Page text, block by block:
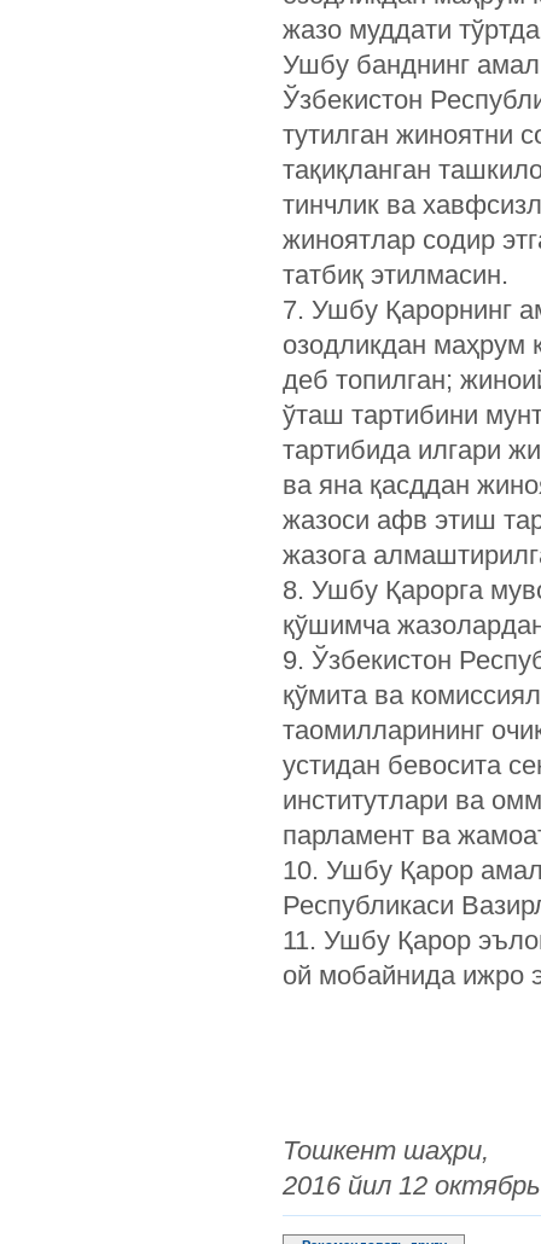
жазо муддати
Ушбу банднинг
Ўзбекистон
тутилган жиноятни
тақиқланган
тинчлик ва
жиноятлар содир
татбиқ этилмасин.
7. Ушбу Қарорнинг
озодликдан маҳрум
деб топилган;
ўташ тартибини
тартибида илгари
ва яна қасддан
жазоси афв этиш
жазога
8. Ушбу Қарорга
қўшимча
9. Ўзбекистон
қўмита ва
таомилларининг
устидан бевосита
институтлари ва
парламент ва
10. Ушбу Қарор
Республикаси
11. Ушбу Қарор
ой мобайнида ижро
Тошкент шаҳри,
2016 йил 12